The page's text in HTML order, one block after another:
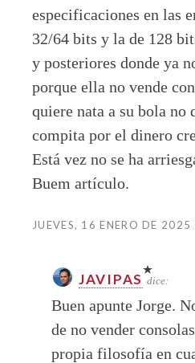
especificaciones en las
32/64 bits y la de 128
y posteriores donde ya
porque ella no vende
quiere nata a su bola no
compita por el dinero
Está vez no se ha
Buem artículo.
JUEVES, 16 ENERO DE
JAVIPAS dice:
Buen apunte Jorge.
de no vender
propia filosofía en